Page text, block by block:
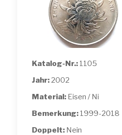
Katalog-Nr.: 1105
Jahr: 2002
Material: Eisen / Ni
Bemerkung: 1999-2018
Doppelt: Nein